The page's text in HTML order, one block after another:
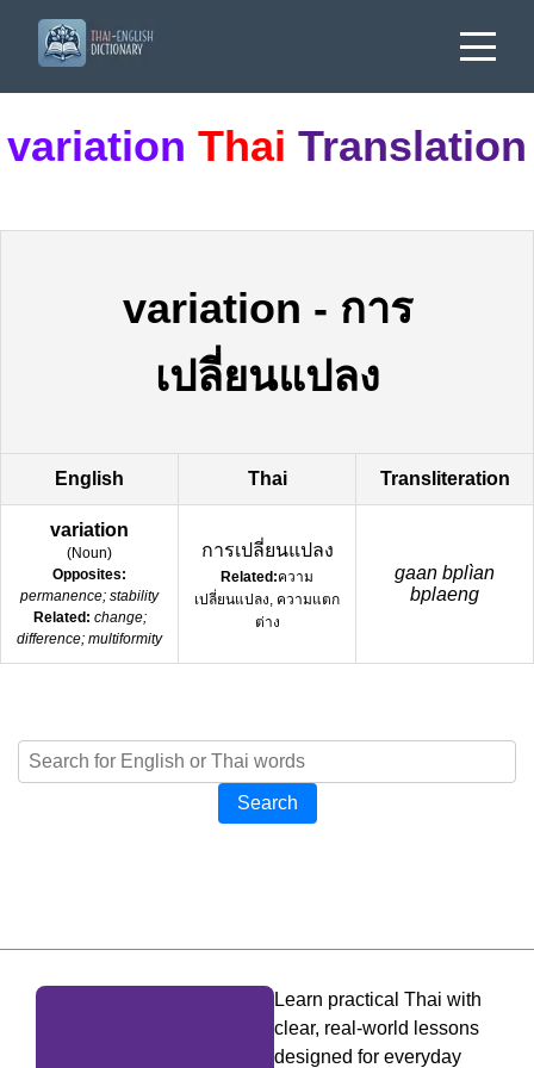
variation Thai Translation
variation - การ
เปลี่ยนแปลง
English Thai Transliteration
variation
(Noun)
Opposites:
permanence; stability
Related: change;
difference; multiformity
การเปลี่ยนแปลง
Related:ความ
เปลี่ยนแปลง, ความแตก
ต่าง
gaan bplìan
bplaeng
Search
Learn practical Thai with
clear, real-world lessons
designed for everyday